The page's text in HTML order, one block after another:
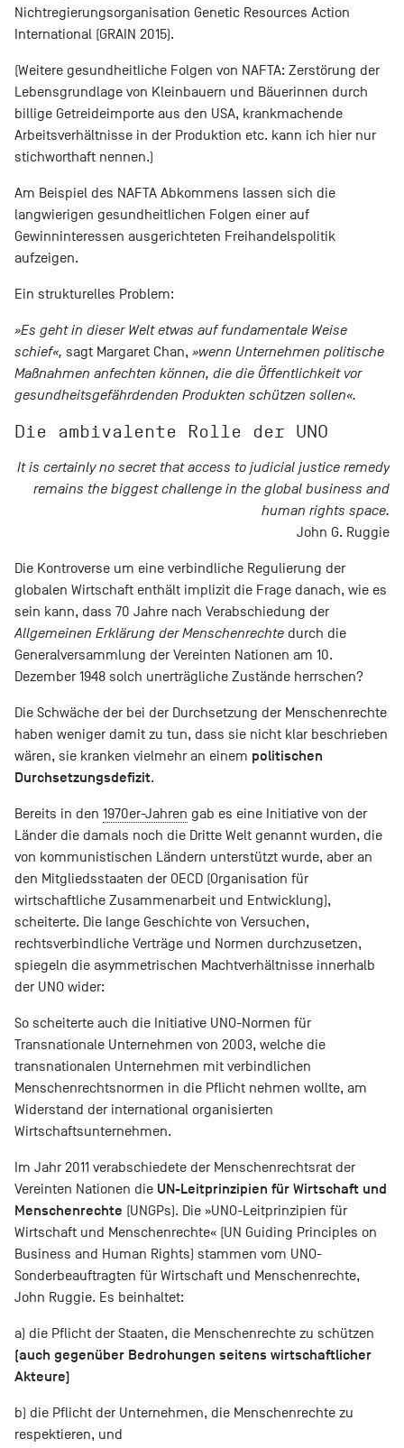
Nichtregierungsorganisation Genetic Resources Action
International (GRAIN 2015).
(Weitere gesundheitliche Folgen von NAFTA: Zerstörung der
Lebensgrundlage von Kleinbauern und Bäuerinnen durch
billige Getreideimporte aus den USA, krankmachende
Arbeitsverhältnisse in der Produktion etc. kann ich hier nur
stichworthaft nennen.)
Am Beispiel des NAFTA Abkommens lassen sich die
langwierigen gesundheitlichen Folgen einer auf
Gewinninteressen ausgerichteten Freihandelspolitik
aufzeigen.
Ein strukturelles Problem:
»Es geht in dieser Welt etwas auf fundamentale Weise
schief«, sagt Margaret Chan, »wenn Unternehmen politische
Maßnahmen anfechten können, die die Öffentlichkeit vor
gesundheitsgefährdenden Produkten schützen sollen«.
Die ambivalente Rolle der UNO
It is certainly no secret that access to judicial justice remedy
remains the biggest challenge in the global business and
human rights space.
John G. Ruggie
Die Kontroverse um eine verbindliche Regulierung der
globalen Wirtschaft enthält implizit die Frage danach, wie es
sein kann, dass 70 Jahre nach Verabschiedung der
Allgemeinen Erklärung der Menschenrechte durch die
Generalversammlung der Vereinten Nationen am 10.
Dezember 1948 solch unerträgliche Zustände herrschen?
Die Schwäche der bei der Durchsetzung der Menschenrechte
haben weniger damit zu tun, dass sie nicht klar beschrieben
wären, sie kranken vielmehr an einem politischen
Durchsetzungsdefizit.
Bereits in den 1970er-Jahren gab es eine Initiative von der
Länder die damals noch die Dritte Welt genannt wurden, die
von kommunistischen Ländern unterstützt wurde, aber an
den Mitgliedsstaaten der OECD (Organisation für
wirtschaftliche Zusammenarbeit und Entwicklung),
scheiterte. Die lange Geschichte von Versuchen,
rechtsverbindliche Verträge und Normen durchzusetzen,
spiegeln die asymmetrischen Machtverhältnisse innerhalb
der UNO wider:
So scheiterte auch die Initiative UNO-Normen für
Transnationale Unternehmen von 2003, welche die
transnationalen Unternehmen mit verbindlichen
Menschenrechtsnormen in die Pflicht nehmen wollte, am
Widerstand der international organisierten
Wirtschaftsunternehmen.
Im Jahr 2011 verabschiedete der Menschenrechtsrat der
Vereinten Nationen die UN-Leitprinzipien für Wirtschaft und
Menschenrechte (UNGPs). Die »UNO-Leitprinzipien für
Wirtschaft und Menschenrechte« (UN Guiding Principles on
Business and Human Rights) stammen vom UNO-
Sonderbeauftragten für Wirtschaft und Menschenrechte,
John Ruggie. Es beinhaltet:
a) die Pflicht der Staaten, die Menschenrechte zu schützen
(auch gegenüber Bedrohungen seitens wirtschaftlicher
Akteure)
b) die Pflicht der Unternehmen, die Menschenrechte zu
respektieren, und